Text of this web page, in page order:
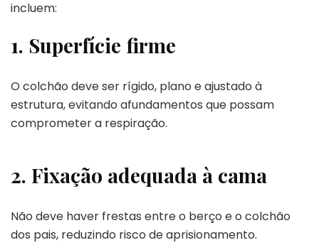
incluem:
1. Superfície firme
O colchão deve ser rígido, plano e ajustado à
estrutura, evitando afundamentos que possam
comprometer a respiração.
2. Fixação adequada à cama
Não deve haver frestas entre o berço e o colchão
dos pais, reduzindo risco de aprisionamento.